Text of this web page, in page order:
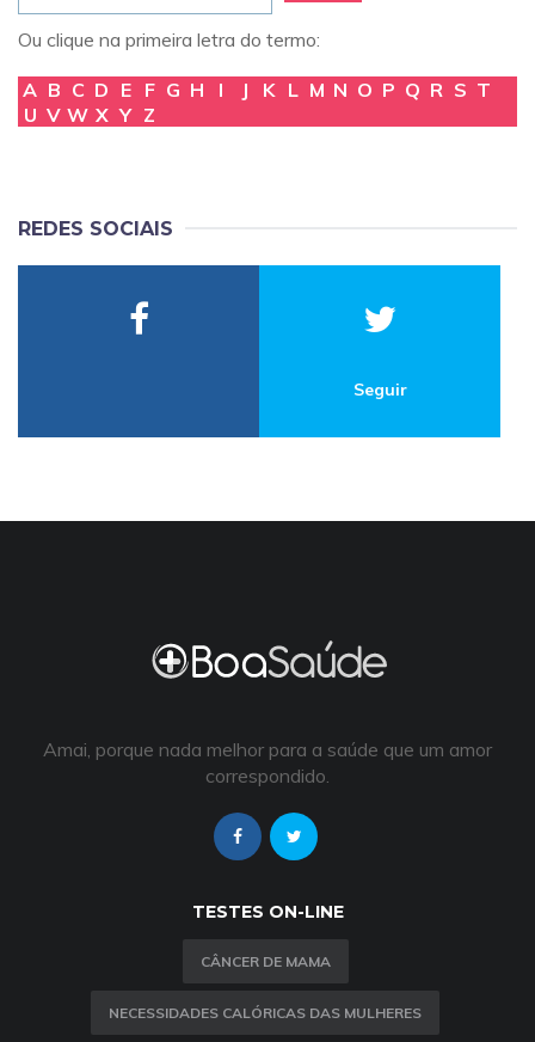
Ou clique na primeira letra do termo:
A B C D E F G H I J K L M N O P Q R S T
U V W X Y Z
REDES SOCIAIS
Seguir
Amai, porque nada melhor para a saúde que um amor
correspondido.
TESTES ON-LINE
CÂNCER DE MAMA
NECESSIDADES CALÓRICAS DAS MULHERES